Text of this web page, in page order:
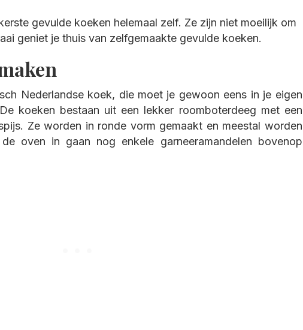
site
gevulde koeken helemaal zelf. Ze zijn niet moeilijk om
geniet je thuis van zelfgemaakte gevulde koeken.
Nederlandse koek, die moet je gewoon eens in je eigen
koeken bestaan uit een lekker roomboterdeeg met een
Ze worden in ronde vorm gemaakt en meestal worden
oven in gaan nog enkele garneeramandelen bovenop